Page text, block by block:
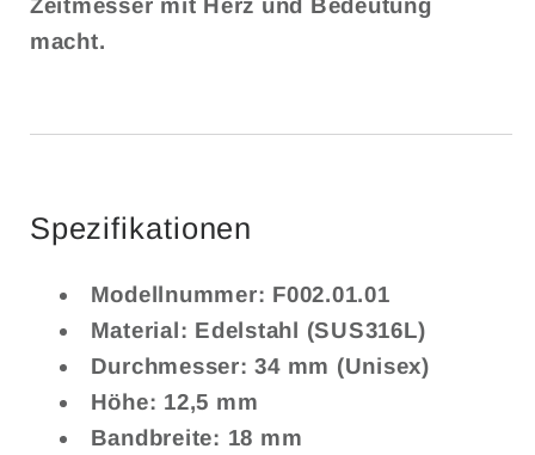
macht.
Spezifikationen
Modellnummer: F002.01.01
Material: Edelstahl (SUS316L)
Durchmesser: 34 mm (Unisex)
Höhe: 12,5 mm
Bandbreite: 18 mm